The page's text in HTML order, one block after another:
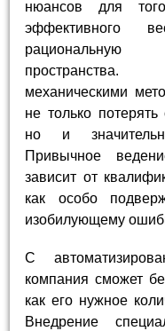
нюансов для
эффективного
рациональную
пространства.
механическими
не только
но и
Привычное
зависит от
как особо
изобилующему
С
компания сможет
как его нужное
Внедрение